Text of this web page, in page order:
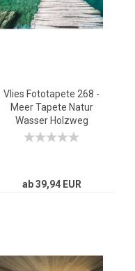
Vlies Fototapete 268 -
Meer Tapete Natur
Wasser Holzweg
Romantisch rot
ab 39,94 EUR